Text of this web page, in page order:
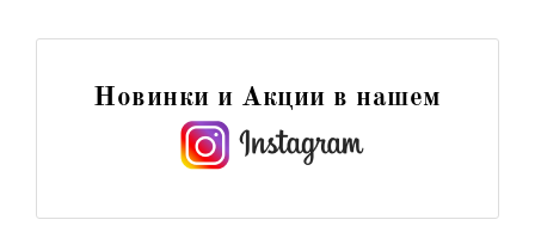
Новинки и Акции в нашем